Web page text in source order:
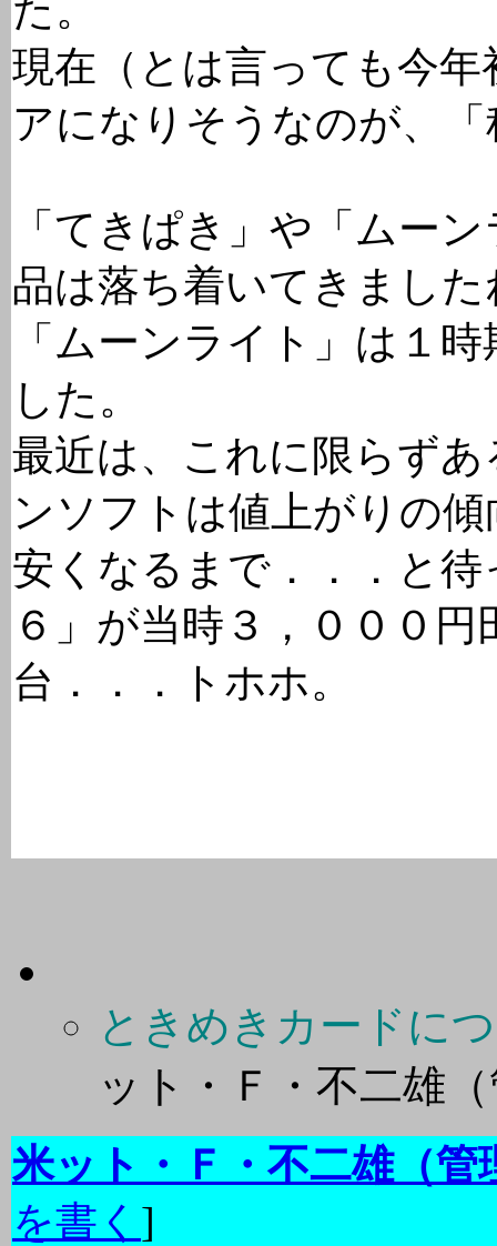
た。
現在（とは言っても今
アになりそうなのが、
「てきぱき」や「ムー
品は落ち着いてきました
「ムーンライト」は１
した。
最近は、これに限らず
ンソフトは値上がりの
安くなるまで．．．と
６」が当時３，０００
台．．．トホホ。
ときめきカードに
ット・Ｆ・不二雄
米ット・Ｆ・不二雄（管
を書く ]